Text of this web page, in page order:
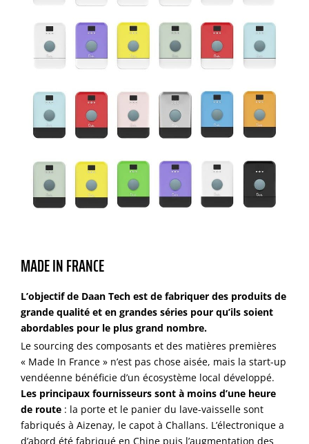
MADE IN FRANCE
L’objectif de Daan Tech est de fabriquer des produits de
grande qualité et en grandes séries pour qu’ils soient
abordables pour le plus grand nombre.
Le sourcing des composants et des matières premières
« Made In France » n’est pas chose aisée, mais la start-up
vendéenne bénéficie d’un écosystème local développé.
Les principaux fournisseurs sont à moins d’une heure
de route : la porte et le panier du lave-vaisselle sont
fabriqués à Aizenay, le capot à Challans. L’électronique a
d’abord été fabriqué en Chine puis l’augmentation des